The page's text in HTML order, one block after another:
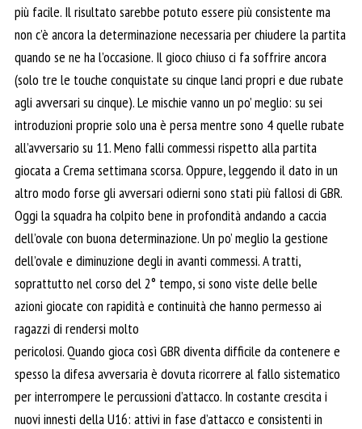
più facile. Il risultato sarebbe potuto essere più consistente ma
non c’è ancora la determinazione necessaria per chiudere la partita
quando se ne ha l’occasione. Il gioco chiuso ci fa soffrire ancora
(solo tre le touche conquistate su cinque lanci propri e due rubate
agli avversari su cinque). Le mischie vanno un po’ meglio: su sei
introduzioni proprie solo una è persa mentre sono 4 quelle rubate
all’avversario su 11. Meno falli commessi rispetto alla partita
giocata a Crema settimana scorsa. Oppure, leggendo il dato in un
altro modo forse gli avversari odierni sono stati più fallosi di GBR.
Oggi la squadra ha colpito bene in profondità andando a caccia
dell’ovale con buona determinazione. Un po’ meglio la gestione
dell’ovale e diminuzione degli in avanti commessi. A tratti,
soprattutto nel corso del 2° tempo, si sono viste delle belle
azioni giocate con rapidità e continuità che hanno permesso ai
ragazzi di rendersi molto
pericolosi. Quando gioca così GBR diventa difficile da contenere e
spesso la difesa avversaria è dovuta ricorrere al fallo sistematico
per interrompere le percussioni d’attacco. In costante crescita i
nuovi innesti della U16: attivi in fase d’attacco e consistenti in